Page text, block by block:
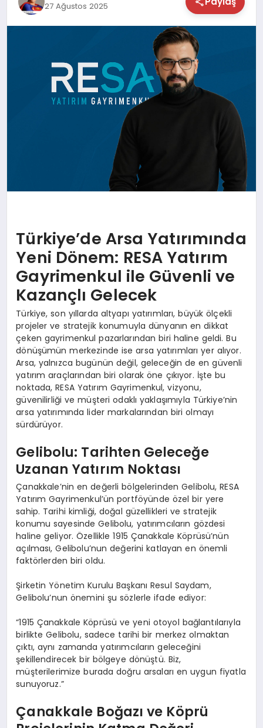
MAGAZİN
27 Ağustos 2025
Türkiye’de Arsa Yatırımında
Yeni Dönem: RESA Yatırım
Gayrimenkul ile Güvenli ve
Kazançlı Gelecek
Türkiye, son yıllarda altyapı yatırımları, büyük ölçekli
projeler ve stratejik konumuyla dünyanın en dikkat
çeken gayrimenkul pazarlarından biri haline geldi. Bu
dönüşümün merkezinde ise arsa yatırımları yer alıyor.
Arsa, yalnızca bugünün değil, geleceğin de en güvenli
yatırım araçlarından biri olarak öne çıkıyor. İşte bu
noktada, RESA Yatırım Gayrimenkul, vizyonu,
güvenilirliği ve müşteri odaklı yaklaşımıyla Türkiye’nin
arsa yatırımında lider markalarından biri olmayı
sürdürüyor.
Gelibolu: Tarihten Geleceğe
Uzanan Yatırım Noktası
Çanakkale’nin en değerli bölgelerinden Gelibolu, RESA
Yatırım Gayrimenkul’ün portföyünde özel bir yere
sahip. Tarihi kimliği, doğal güzellikleri ve stratejik
konumu sayesinde Gelibolu, yatırımcıların gözdesi
haline geliyor. Özellikle 1915 Çanakkale Köprüsü’nün
açılması, Gelibolu’nun değerini katlayan en önemli
faktörlerden biri oldu.
Şirketin Yönetim Kurulu Başkanı Resul Saydam,
Gelibolu’nun önemini şu sözlerle ifade ediyor:
“1915 Çanakkale Köprüsü ve yeni otoyol bağlantılarıyla
birlikte Gelibolu, sadece tarihi bir merkez olmaktan
çıktı, aynı zamanda yatırımcıların geleceğini
şekillendirecek bir bölgeye dönüştü. Biz,
müşterilerimize burada doğru arsaları en uygun fiyatla
sunuyoruz.”
Çanakkale Boğazı ve Köprü